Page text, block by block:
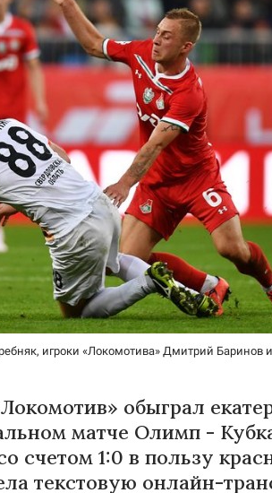
игроки «Локомотива» Дмитрий Баринов
обыграл
матче Олимп -
счетом 1:0 в пользу
текстовую онлайн-